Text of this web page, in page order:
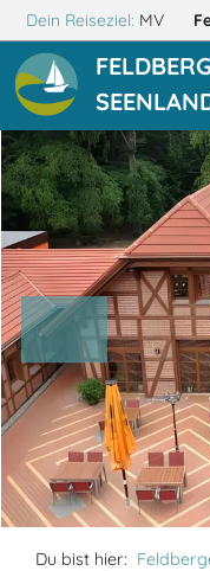
Dein Reiseziel: MV
Du bist hier: